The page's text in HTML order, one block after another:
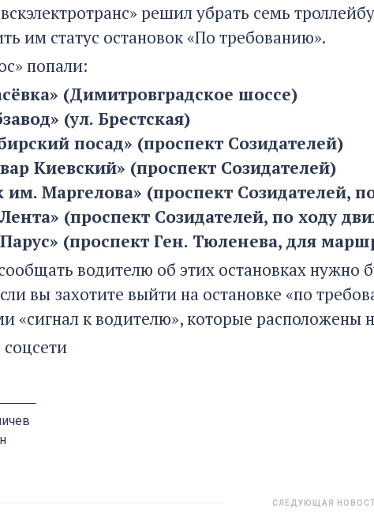
решил убрать семь
им статус остановок «По требованию».
попали:
(Димитровградское шоссе)
(ул. Брестская)
посад» (проспект Созидателей)
Киевский» (проспект Созидателей)
им. Маргелова» (проспект Созидателей,
(проспект Созидателей, по ходу
(проспект Ген. Тюленева, для
водителю об этих остановках нужно
вы захотите выйти на остановке «по
«сигнал к водителю», которые расположены